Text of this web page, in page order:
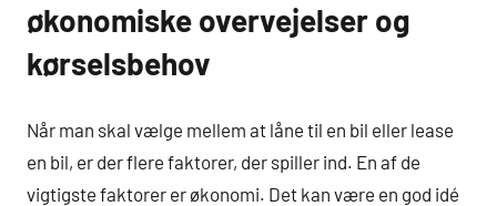
økonomiske overvejelser og
kørselsbehov
Når man skal vælge mellem at låne til en bil eller lease
en bil, er der flere faktorer, der spiller ind. En af de
vigtigste faktorer er økonomi. Det kan være en god idé